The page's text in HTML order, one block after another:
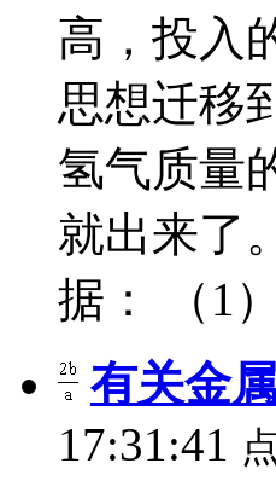
高，投入
思想迁移
氢气质量
就出来了
据： （1
有关金
17:31:41